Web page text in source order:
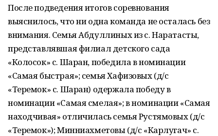
После подведения итогов соревнования
выяснилось, что ни одна команда не осталась без
внимания. Семья Абдуллиных из с. Наратасты,
представлявшая филиал детского сада
«Колосок» с. Шаран, победила в номинации
«Самая быстрая»; семья Хафизовых (д/с
«Теремок» с. Шаран) одержала победу в
номинации «Самая смелая»; в номинации «Самая
находчивая» отличилась семья Рустямовых (д/с
«Теремок»); Минниахметовы (д/с «Карлугач» с.